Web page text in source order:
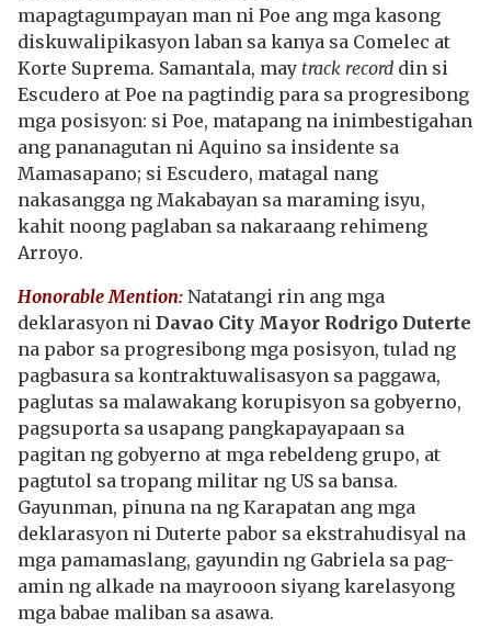
mapagtagumpayan man ni Poe ang mga kasong
diskuwalipikasyon laban sa kanya sa Comelec at
Korte Suprema. Samantala, may track record din si
Escudero at Poe na pagtindig para sa progresibong
mga posisyon: si Poe, matapang na inimbestigahan
ang pananagutan ni Aquino sa insidente sa
Mamasapano; si Escudero, matagal nang
nakasangga ng Makabayan sa maraming isyu,
kahit noong paglaban sa nakaraang rehimeng
Arroyo.
Honorable Mention: Natatangi rin ang mga
deklarasyon ni Davao City Mayor Rodrigo Duterte
na pabor sa progresibong mga posisyon, tulad ng
pagbasura sa kontraktuwalisasyon sa paggawa,
paglutas sa malawakang korupisyon sa gobyerno,
pagsuporta sa usapang pangkapayapaan sa
pagitan ng gobyerno at mga rebeldeng grupo, at
pagtutol sa tropang militar ng US sa bansa.
Gayunman, pinuna na ng Karapatan ang mga
deklarasyon ni Duterte pabor sa ekstrahudisyal na
mga pamamaslang, gayundin ng Gabriela sa pag-
amin ng alkade na mayrooon siyang karelasyong
mga babae maliban sa asawa.